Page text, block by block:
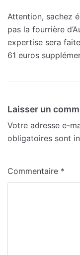
Attention, sachez
pas la fourrière
expertise sera
61 euros
Laisser un
Votre adresse e-
obligatoires sont
Commentaire *